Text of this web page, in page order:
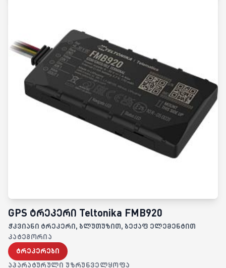
GPS ტრეკერი Teltonika FMB920
ჭკვიანი ტრეკერი, ბლუთუზით, ბექაფ ელემენტით
ᲙᲐᲢᲔᲒᲝᲠᲘᲐ
ტრეკერები
ᲐᲞᲐᲠᲐᲢᲣᲠᲣᲚᲘ ᲣᲖᲠᲣᲜᲕᲔᲚᲧᲝᲤᲐ